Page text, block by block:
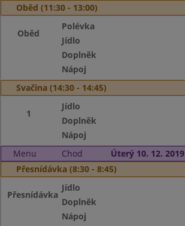
Oběd (11:30 - 13:00)
Oběd
Polévka
Jídlo
Doplněk
Nápoj
Svačina (14:30 - 14:45)
1
Jídlo
Doplněk
Nápoj
Menu
Chod
Úterý 10. 12. 2019
Přesnídávka (8:30 - 8:45)
Přesnídávka
Jídlo
Doplněk
Nápoj